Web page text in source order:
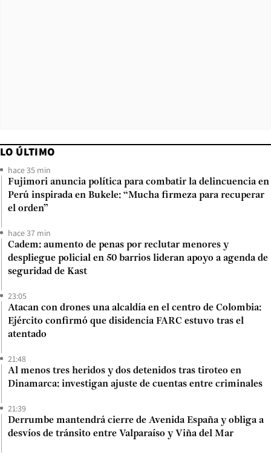
LO ÚLTIMO
hace 35 min
Fujimori anuncia política para combatir la delincuencia en
Perú inspirada en Bukele: “Mucha firmeza para recuperar
el orden”
hace 37 min
Cadem: aumento de penas por reclutar menores y
despliegue policial en 50 barrios lideran apoyo a agenda de
seguridad de Kast
23:05
Atacan con drones una alcaldía en el centro de Colombia:
Ejército confirmó que disidencia FARC estuvo tras el
atentado
21:48
Al menos tres heridos y dos detenidos tras tiroteo en
Dinamarca: investigan ajuste de cuentas entre criminales
21:39
Derrumbe mantendrá cierre de Avenida España y obliga a
desvíos de tránsito entre Valparaíso y Viña del Mar